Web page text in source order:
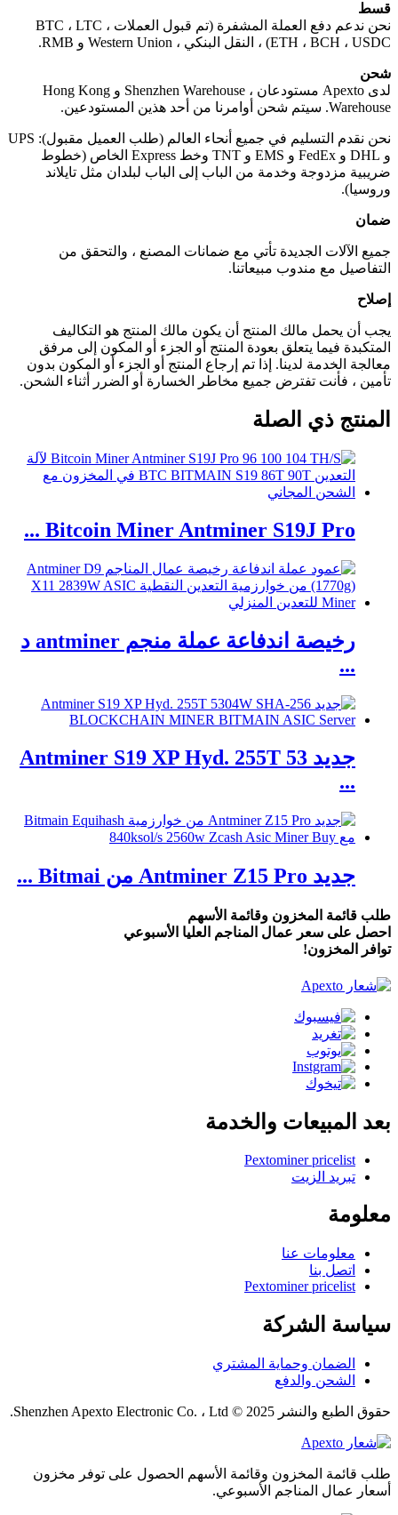
قسط
نحن ندعم دفع العملة المشفرة (تم قبول العملات BTC ، LTC ،
ETH ، BCH ، USDC) ، النقل البنكي ، Western Union و RMB.
شحن
لدى Apexto مستودعان ، Shenzhen Warehouse و Hong Kong
Warehouse. سيتم شحن أوامرنا من أحد هذين المستودعين.
نحن نقدم التسليم في جميع أنحاء العالم (طلب العميل مقبول): UPS
و DHL و FedEx و EMS و TNT وخط Express الخاص (خطوط
ضريبية مزدوجة وخدمة من الباب إلى الباب لبلدان مثل تايلاند
وروسيا).
ضمان
جميع الآلات الجديدة تأتي مع ضمانات المصنع ، والتحقق من
التفاصيل مع مندوب مبيعاتنا.
إصلاح
يجب أن يحمل مالك المنتج أن يكون مالك المنتج هو التكاليف
المتكبدة فيما يتعلق بعودة المنتج أو الجزء أو المكون إلى مرفق
معالجة الخدمة لدينا. إذا تم إرجاع المنتج أو الجزء أو المكون بدون
تأمين ، فأنت تفترض جميع مخاطر الخسارة أو الضرر أثناء الشحن.
المنتج ذي الصلة
Bitcoin Miner Antminer S19J Pro ...
رخيصة اندفاعة عملة منجم antminer د
...
جديد Antminer S19 XP Hyd. 255T 53
...
جديد Antminer Z15 Pro من Bitmai ...
طلب قائمة المخزون وقائمة الأسهم
احصل على سعر عمال المناجم العليا الأسبوعي
توافر المخزون!
بعد المبيعات والخدمة
Pextominer pricelist
تبريد الزيت
معلومة
معلومات عنا
اتصل بنا
Pextominer pricelist
سياسة الشركة
الضمان وحماية المشتري
الشحن والدفع
حقوق الطبع والنشر 2025 © Shenzhen Apexto Electronic Co. ، Ltd.
طلب قائمة المخزون وقائمة الأسهم الحصول على توفر مخزون
أسعار عمال المناجم الأسبوعي.